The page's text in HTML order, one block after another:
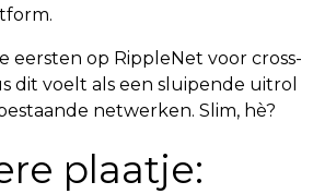
eersten op RippleNet voor cross-
dit voelt als een sluipende uitrol
netwerken. Slim, hè?
plaatje: